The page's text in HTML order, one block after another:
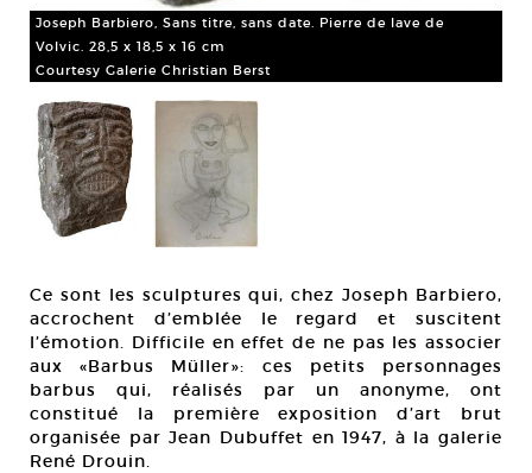
Joseph Barbiero, Sans titre, sans date. Pierre de lave de
Volvic. 28,5 x 18,5 x 16 cm
Courtesy Galerie Christian Berst
Ce sont les sculptures qui, chez Joseph Barbiero,
accrochent d’emblée le regard et suscitent
l’émotion. Difficile en effet de ne pas les associer
aux «Barbus Müller»: ces petits personnages
barbus qui, réalisés par un anonyme, ont
constitué la première exposition d’art brut
organisée par Jean Dubuffet en 1947, à la galerie
René Drouin.